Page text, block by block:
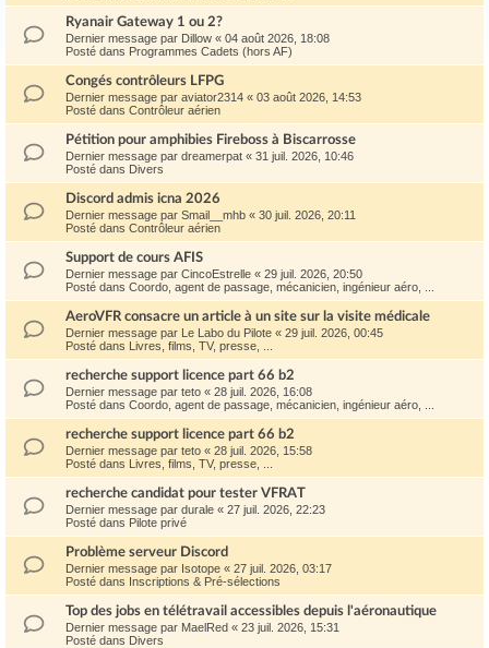
Ryanair Gateway 1 ou 2?
Dernier message par Dillow « 04 août 2026, 18:08
Posté dans Programmes Cadets (hors AF)
Congés contrôleurs LFPG
Dernier message par aviator2314 « 03 août 2026, 14:53
Posté dans Contrôleur aérien
Pétition pour amphibies Fireboss à Biscarrosse
Dernier message par dreamerpat « 31 juil. 2026, 10:46
Posté dans Divers
Discord admis icna 2026
Dernier message par Smail__mhb « 30 juil. 2026, 20:11
Posté dans Contrôleur aérien
Support de cours AFIS
Dernier message par CincoEstrelle « 29 juil. 2026, 20:50
Posté dans Coordo, agent de passage, mécanicien, ingénieur aéro, ...
AeroVFR consacre un article à un site sur la visite médicale
Dernier message par Le Labo du Pilote « 29 juil. 2026, 00:45
Posté dans Livres, films, TV, presse, ...
recherche support licence part 66 b2
Dernier message par teto « 28 juil. 2026, 16:08
Posté dans Coordo, agent de passage, mécanicien, ingénieur aéro, ...
recherche support licence part 66 b2
Dernier message par teto « 28 juil. 2026, 15:58
Posté dans Livres, films, TV, presse, ...
recherche candidat pour tester VFRAT
Dernier message par durale « 27 juil. 2026, 22:23
Posté dans Pilote privé
Problème serveur Discord
Dernier message par Isotope « 27 juil. 2026, 03:17
Posté dans Inscriptions & Pré-sélections
Top des jobs en télétravail accessibles depuis l'aéronautique
Dernier message par MaelRed « 23 juil. 2026, 15:31
Posté dans Divers